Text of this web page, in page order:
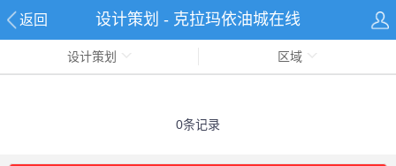
返回 设计策划 - 克拉玛依油城在线
设计策划 区域
0条记录